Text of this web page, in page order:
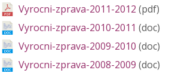
Vyrocni-zprava-2011-2012 (pdf)
Vyrocni-zprava-2010-2011 (doc)
Vyrocni-zprava-2009-2010 (doc)
Vyrocni-zprava-2008-2009 (doc)